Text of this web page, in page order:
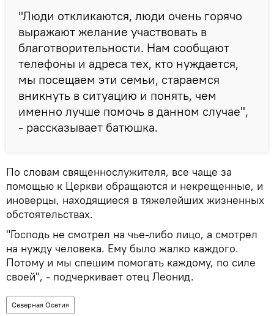
"Люди откликаются, люди очень горячо
выражают желание участвовать в
благотворительности. Нам сообщают
телефоны и адреса тех, кто нуждается,
мы посещаем эти семьи, стараемся
вникнуть в ситуацию и понять, чем
именно лучше помочь в данном случае",
- рассказывает батюшка.
По словам священнослужителя, все чаще за
помощью к Церкви обращаются и некрещенные, и
иноверцы, находящиеся в тяжелейших жизненных
обстоятельствах.
"Господь не смотрел на чье-либо лицо, а смотрел
на нужду человека. Ему было жалко каждого.
Потому и мы спешим помогать каждому, по силе
своей", - подчеркивает отец Леонид.
Северная Осетия